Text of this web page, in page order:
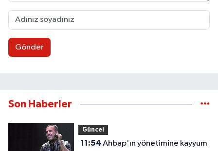
Gönder
Son Haberler
Güncel
11:54